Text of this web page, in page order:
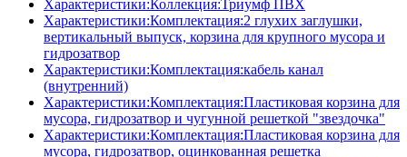
Характеристики:Коллекция:Триумф ПВХ
Характеристики:Комплектация:2 глухих заглушки,
вертикальный выпуск, корзина для крупного мусора и
гидрозатвор
Характеристики:Комплектация:кабель канал
(внутренний)
Характеристики:Комплектация:Пластиковая корзина для
мусора, гидрозатвор и чугунной решеткой "звездочка"
Характеристики:Комплектация:Пластиковая корзина для
мусора, гидрозатвор, оцинкованная решетка